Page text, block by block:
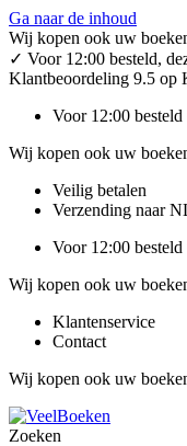
Ga naar de inhoud
Wij kopen ook uw
✓ Voor 12:00 besteld,
Klantbeoordeling 9.5 op
Voor 12:00
Wij kopen ook uw
Veilig betalen
Verzending naar
Voor 12:00
Wij kopen ook uw
Klantenservice
Contact
Wij kopen ook uw
Zoeken